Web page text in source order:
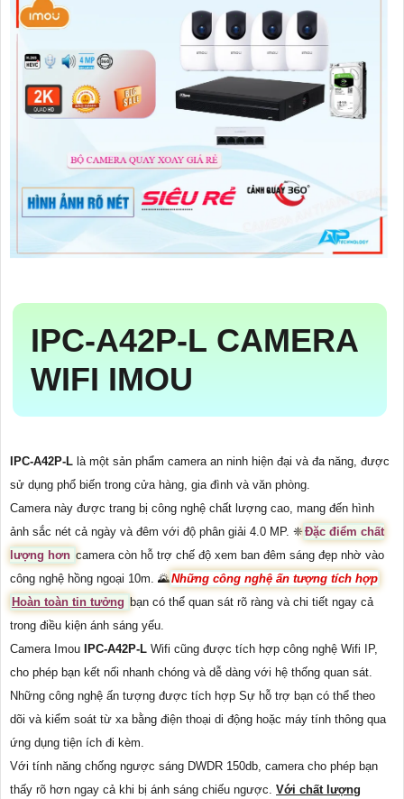
IPC-A42P-L CAMERA
WIFI IMOU
IPC-A42P-L là một sản phẩm camera an ninh hiện đại và đa năng, được
sử dụng phổ biến trong cửa hàng, gia đình và văn phòng.
Camera này được trang bị công nghệ chất lượng cao, mang đến hình
ảnh sắc nét cả ngày và đêm với độ phân giải 4.0 MP. ❈Đặc điểm chất
lượng hơn camera còn hỗ trợ chế độ xem ban đêm sáng đẹp nhờ vào
công nghệ hồng ngoại 10m. 🌄Những công nghệ ấn tượng tích hợp
Hoàn toàn tin tưởng bạn có thể quan sát rõ ràng và chi tiết ngay cả
trong điều kiện ánh sáng yếu.
Camera Imou
IPC-A42P-L Wifi cũng được tích hợp công nghệ Wifi IP,
cho phép bạn kết nối nhanh chóng và dễ dàng với hệ thống quan sát.
Những công nghệ ấn tượng được tích hợp Sự hỗ trợ bạn có thể theo
dõi và kiểm soát từ xa bằng điện thoại di động hoặc máy tính thông qua
ứng dụng tiện ích đi kèm.
Với tính năng chống ngược sáng DWDR 150db, camera cho phép bạn
thấy rõ hơn ngay cả khi bị ánh sáng chiếu ngược. Với chất lượng